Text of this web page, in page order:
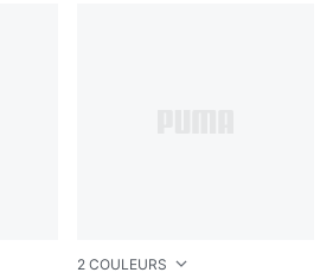
2 COULEURS